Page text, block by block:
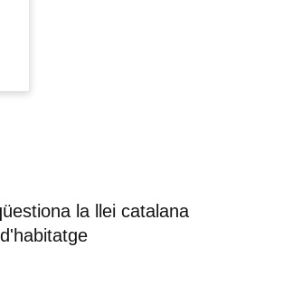
la llei catalana